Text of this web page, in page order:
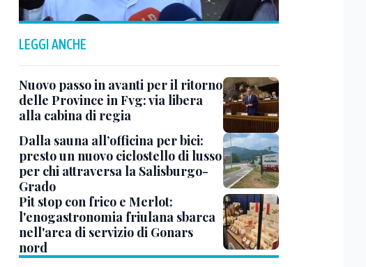
LEGGI ANCHE
Nuovo passo in avanti per il ritorno
delle Province in Fvg: via libera
alla cabina di regia
Dalla sauna all’officina per bici:
presto un nuovo ciclostello di lusso
per chi attraversa la Salisburgo-
Grado
Pit stop con frico e Merlot:
l'enogastronomia friulana sbarca
nell'area di servizio di Gonars
nord